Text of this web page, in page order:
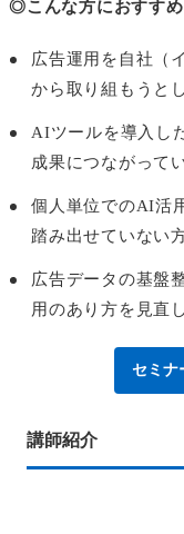
◎こんな方におすすめ
広告運用を自社（
から取り組もうと
AIツールを導入し
成果につながって
個人単位でのAI活
踏み出せていない
広告データの基盤
用のあり方を見直
セミナ
講師紹介